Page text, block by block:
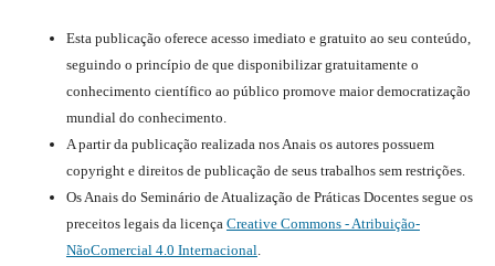
Esta publicação oferece acesso imediato e gratuito ao seu conteúdo,
seguindo o princípio de que disponibilizar gratuitamente o
conhecimento científico ao público promove maior democratização
mundial do conhecimento.
A partir da publicação realizada nos Anais os autores possuem
copyright e direitos de publicação de seus trabalhos sem restrições.
Os Anais do Seminário de Atualização de Práticas Docentes segue os
preceitos legais da licença Creative Commons - Atribuição-
NãoComercial 4.0 Internacional.